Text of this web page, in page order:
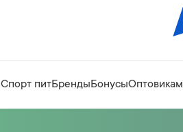
Спорт питБрендыБонусыОптовикам